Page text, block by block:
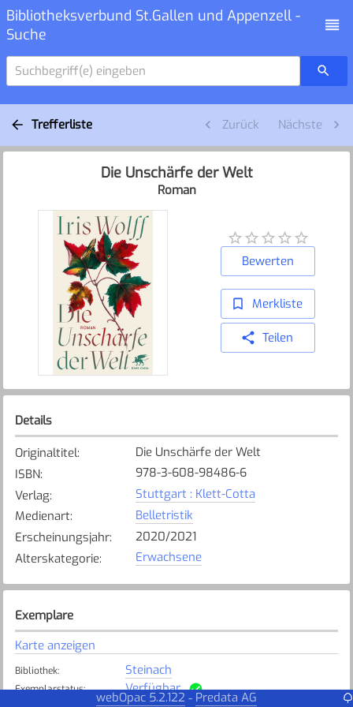
Bibliotheksverbund St.Gallen und Appenzell -
Suche
Suchbegriff(e) eingeben
Trefferliste Zurück Nächste
Die Unschärfe der Welt
Roman
Bewerten
Merkliste
Teilen
Details
Originaltitel:
Die Unschärfe der Welt
ISBN:
978-3-608-98486-6
Verlag:
Stuttgart : Klett-Cotta
Medienart:
Belletristik
Erscheinungsjahr:
2020/2021
Alterskategorie: Erwachsene
Exemplare
Karte anzeigen
Bibliothek: Steinach
Exemplarstatus: Verfügbar
webOpac 5.2.122 - Predata AG